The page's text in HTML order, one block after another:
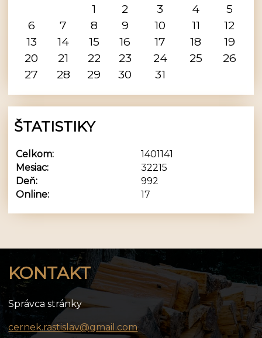
1
2 3 4
5
6
7 8 9 10 11
12
13
14 15 16 17 18
19
20
21 22 23 24 25
26
27
28 29 30 31
ŠTATISTIKY
Online: 17
Celkom:
1401141
Mesiac:
32215
Deň:
992
KONTAKT
Správca stránky
cernek.rastislav@gmail.com